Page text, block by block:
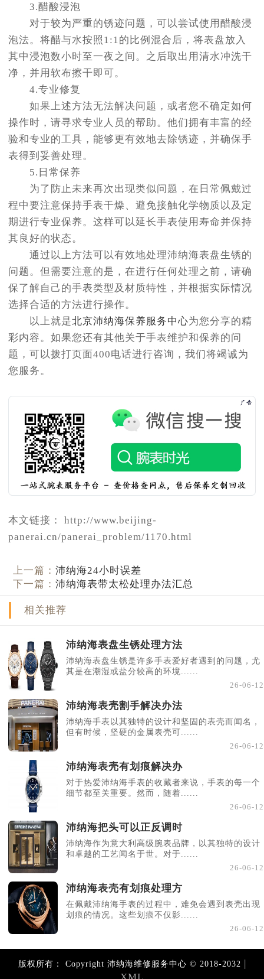
3.醋酸浸泡
对于较为严重的锈迹问题，可以尝试使用醋酸浸
泡法。将醋与水按照1:1的比例混合后，将表盘放入
其中浸泡数小时至一夜之间。之后取出用清水冲洗干
净，并用软布擦干即可。
4.专业修复
如果上述方法无法解决问题，或者您不确定如何
操作时，请寻求专业人员的帮助。他们拥有丰富的经
验和专业的工具，能够更有效地去除锈迹，并确保手
表得到妥善处理。
5.日常保养
为了防止未来再次出现类似问题，在日常佩戴过
程中要注意保持手表干燥、避免接触化学物质以及定
期进行专业保养。这样可以延长手表使用寿命并保持
其良好的状态。
通过以上方法可以有效地处理沛纳海表盘生锈的
问题。但需要注意的是，在进行任何处理之前，请确
保了解自己的手表类型及材质特性，并根据实际情况
选择合适的方法进行操作。
以上就是北京沛纳海保养服务中心为您分享的精
彩内容。如果您还有其他关于手表维护和保养的问
题，可以拨打页面400电话进行咨询，我们将竭诚为
您服务。
本文链接： http://www.beijing-
panerai.cn/panerai_problem/1170.html
上一篇：沛纳海24小时误差
下一篇：沛纳海表带太松处理办法汇总
相关推荐
沛纳海表盘生锈处理方法
沛纳海表盘生锈是许多手表爱好者遇到的问题，尤
其是在潮湿或盐分较高的环境......
26-06-12
沛纳海表壳割手解决办法
沛纳海手表以其独特的设计和坚固的表壳而闻名，
但有时候，坚硬的金属表壳可......
26-06-12
沛纳海表壳有划痕解决办
对于热爱沛纳海手表的收藏者来说，手表的每一个
细节都至关重要。然而，随着......
26-06-12
沛纳海把头可以正反调时
沛纳海作为意大利高级腕表品牌，以其独特的设计
和卓越的工艺闻名于世。对于......
26-06-12
沛纳海表壳有划痕处理方
在佩戴沛纳海手表的过程中，难免会遇到表壳出现
划痕的情况。这些划痕不仅影......
26-06-12
版权所有： Copyright 沛纳海维修服务中心 © 2018-2032 |